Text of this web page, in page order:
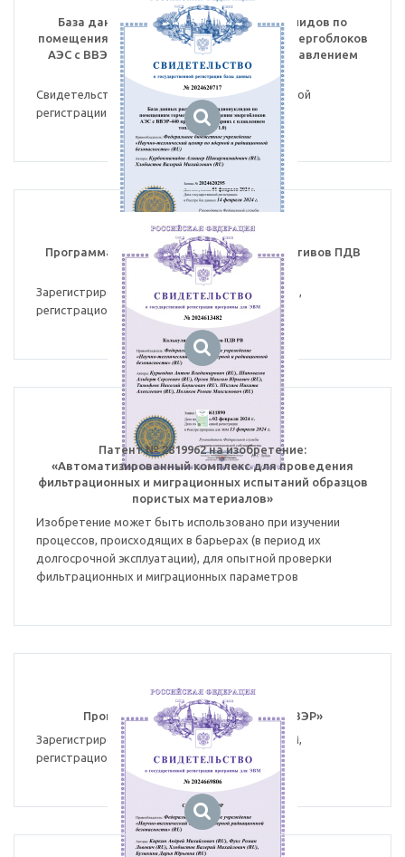
База данных распределения радионуклидов по
помещениям герметичного ограждения энергоблоков
АЭС с ВВЭР-440 при тяжелых авариях с плавлением
топлива (версия 1.0)
Свидетельство №2024620717 о государственной
регистрации базы данных
Программа для ЭВМ «Калькулятор нормативов ПДВ
РВ»
Зарегистрирована в реестр программ для ЭВМ,
регистрационный № 2024613482 от 13.02.2024
Патент № 2819962 на изобретение:
«Автоматизированный комплекс для проведения
фильтрационных и миграционных испытаний образцов
пористых материалов»
Изобретение может быть использовано при изучении
процессов, происходящих в барьерах (в период их
долгосрочной эксплуатации), для опытной проверки
фильтрационных и миграционных параметров
Программа для ЭВМ «Симулятор ВВЭР»
Зарегистрирована в реестр программ для ЭВМ,
регистрационный № 2024669806 от 14.08.2024